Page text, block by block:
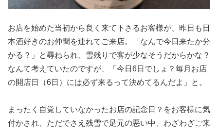
お店を始めた当初から良く来て下さるお客様が、昨日も日
本酒好きのお仲間を連れてご来店。「なんで今日来たか分
かる？」と尋ねられ、雪残りで客が少なそうだからかな？
なんて考えていたのですが、「今日6日でしょ？毎月お店
の開店日（6日）には必ず来るって決めてるんだよ」と。
まったく自覚していなかったお店の記念日？をお客様に気
付かされ、ただでさえ残雪で足元の悪い中、わざわざご来